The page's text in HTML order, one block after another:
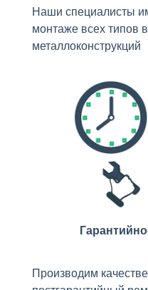
Наши специалисты
монтаже всех типов
металлоконструкций
Производим